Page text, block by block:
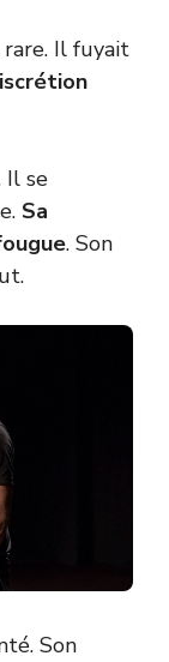
Il fuyait
Il se
Sa
. Son
Son